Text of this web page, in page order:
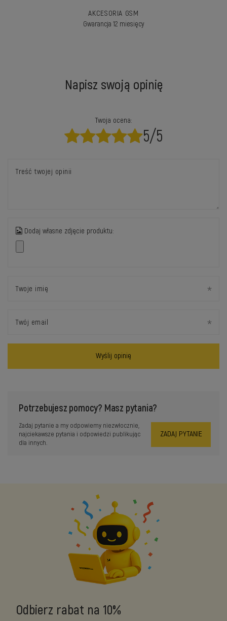
AKCESORIA GSM
Gwarancja 12 miesięcy
Napisz swoją opinię
Twoja ocena:
5/5
Treść twojej opinii
Dodaj własne zdjęcie produktu:
Twoje imię
Twój email
Wyślij opinię
Potrzebujesz pomocy? Masz pytania?
Zadaj pytanie a my odpowiemy niezwłocznie,
najciekawsze pytania i odpowiedzi publikując
dla innych.
ZADAJ PYTANIE
Odbierz rabat na 10%